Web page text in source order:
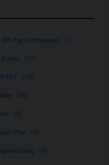
8th Pay Commission (1)
Books (13)
(19)
(30)
(5)
Plan (1)
Cutting (4)